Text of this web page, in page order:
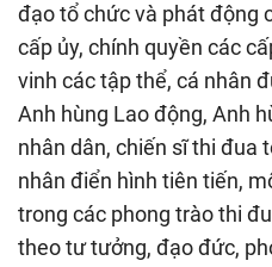
đạo tổ chức và phát động
cấp ủy, chính quyền các
vinh các tập thể, cá nhân
Anh hùng Lao động, Anh
nhân dân, chiến sĩ thi đua
nhân điển hình tiên tiến,
trong các phong trào thi
theo tư tưởng, đạo đức,